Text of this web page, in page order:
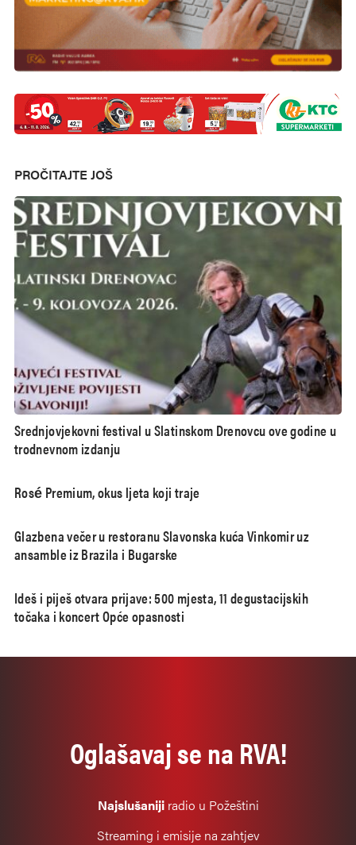
PROČITAJTE JOŠ
Srednjovjekovni festival u Slatinskom Drenovcu ove godine u
trodnevnom izdanju
Rosé Premium, okus ljeta koji traje
Glazbena večer u restoranu Slavonska kuća Vinkomir uz
ansamble iz Brazila i Bugarske
Ideš i piješ otvara prijave: 500 mjesta, 11 degustacijskih
točaka i koncert Opće opasnosti
Oglašavaj se na RVA!
Najslušanijiradio u Požeštini
Streaming i emisije na zahtjev